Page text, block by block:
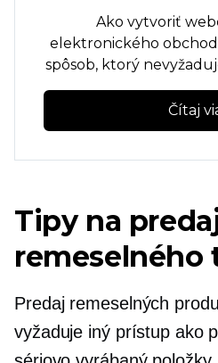
Ako vytvoriť
elektronického
spôsob, ktorý
Čítaj
Tipy na
remeselného
Predaj remeselných
vyžaduje iný prístup ako